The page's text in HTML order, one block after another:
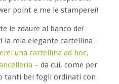
point e me le stamperei!
le zdaure al banco dei
la mia elegante cartellina –
una cartellina ad hoc,
– da cui, come per
tanti bei fogli ordinati con